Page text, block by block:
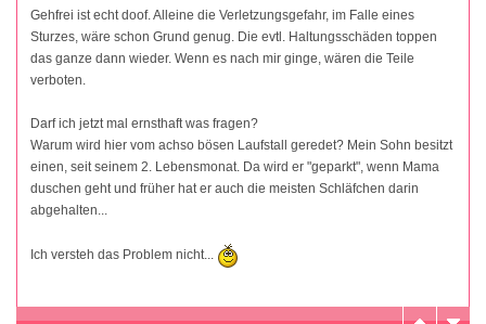
Gehfrei ist echt doof. Alleine die Verletzungsgefahr, im Falle eines
Sturzes, wäre schon Grund genug. Die evtl. Haltungsschäden toppen
das ganze dann wieder. Wenn es nach mir ginge, wären die Teile
verboten.
Darf ich jetzt mal ernsthaft was fragen?
Warum wird hier vom achso bösen Laufstall geredet? Mein Sohn besitzt
einen, seit seinem 2. Lebensmonat. Da wird er "geparkt", wenn Mama
duschen geht und früher hat er auch die meisten Schläfchen darin
abgehalten...
Ich versteh das Problem nicht...